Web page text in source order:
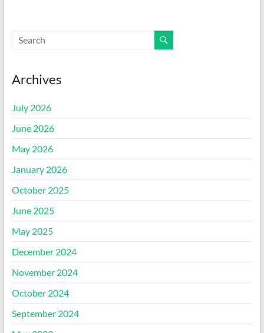
Archives
July 2026
June 2026
May 2026
January 2026
October 2025
June 2025
May 2025
December 2024
November 2024
October 2024
September 2024